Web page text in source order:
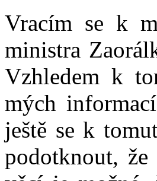
Vracím se k
ministra
Vzhledem k
mých
ještě se k
podotknout,